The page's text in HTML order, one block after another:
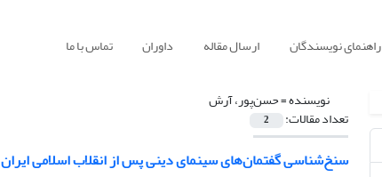
راهنمای نویسندگان ارسال مقاله داوران تماس با ما
نویسنده =حسن‌پور، آرش
تعداد مقالات: 2
سنخ‌شناسی گفتمان‌های سینمای دینی پس از انقلاب اسلامی ایران